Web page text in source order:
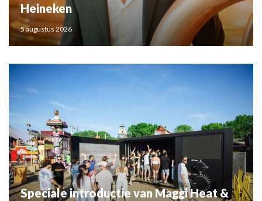
Heineken
5 augustus 2026
Speciale introductie van Maggi Heat &